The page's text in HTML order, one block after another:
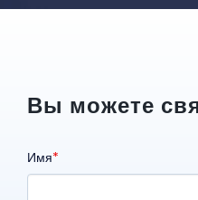
Вы можете
Имя